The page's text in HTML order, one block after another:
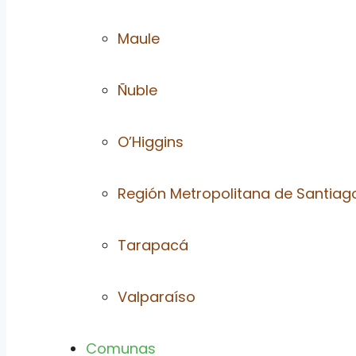
Maule
Ñuble
O’Higgins
Región Metropolitana de
Tarapacá
Valparaíso
Comunas